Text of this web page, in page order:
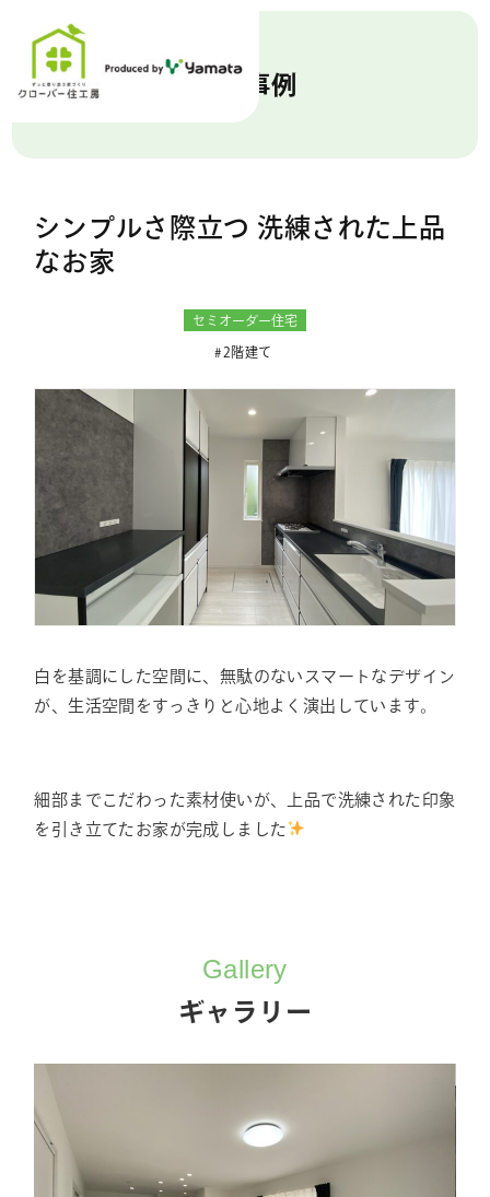
施工事例
シンプルさ際立つ 洗練された上品
なお家
セミオーダー住宅
2階建て
白を基調にした空間に、無駄のないスマートなデザイン
が、生活空間をすっきりと心地よく演出しています。
細部までこだわった素材使いが、上品で洗練された印象
を引き立てたお家が完成しました
Gallery
ギャラリー